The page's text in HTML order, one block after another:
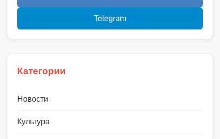
Telegram
Категории
Новости
Культура